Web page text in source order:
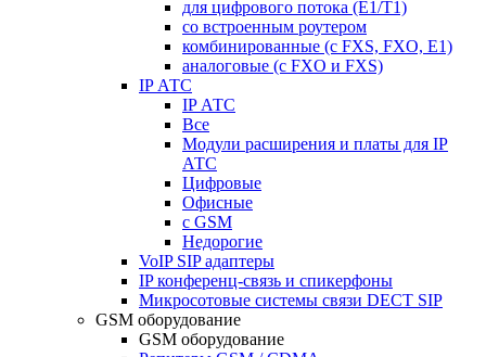
для цифрового потока (E1/T1)
со встроенным роутером
комбинированные (c FXS, FXO, E1)
аналоговые (с FXO и FXS)
IP АТС
IP АТС
Все
Модули расширения и платы для IP
АТС
Цифровые
Офисные
с GSM
Недорогие
VoIP SIP адаптеры
IP конференц-связь и спикерфоны
Микросотовые системы связи DECT SIP
GSM оборудование
GSM оборудование